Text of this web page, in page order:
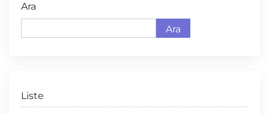
Ara
Ara
Liste